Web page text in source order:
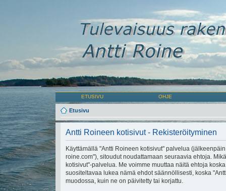
ETUSIVU OHJE
Etusivu
Antti Roineen kotisivut - Rekisteröityminen
Käyttämällä "Antti Roineen kotisivut" palvelua
roine.com"), sitoudut noudattamaan seuraavia ehtoja.
kotisivut"-palvelua. Me voimme muuttaa näitä ehtoja
suositeltavaa lukea nämä ehdot säännöllisesti, koska
muodossa, kuin ne on päivitetty tai korjattu.